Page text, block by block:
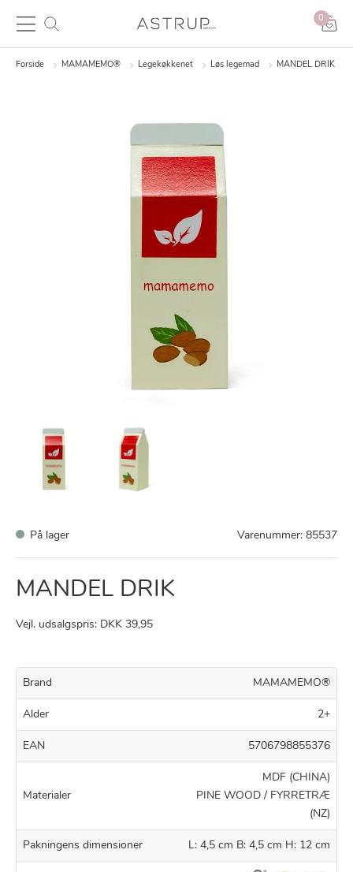
0
Forside MAMAMEMO® Legekøkkenet Løs legemad MANDEL DRIK
På lager Varenummer: 85537
MANDEL DRIK
Vejl. udsalgspris: DKK 39,95
Brand MAMAMEMO®
Alder 2+
EAN 5706798855376
Materialer
MDF (CHINA)
PINE WOOD / FYRRETRÆ
(NZ)
Pakningens dimensioner L: 4,5 cm B: 4,5 cm H: 12 cm